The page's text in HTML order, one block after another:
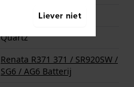
Quartz
Renata R371 371 / SR920SW /
SG6 / AG6 Batterij
Liever niet